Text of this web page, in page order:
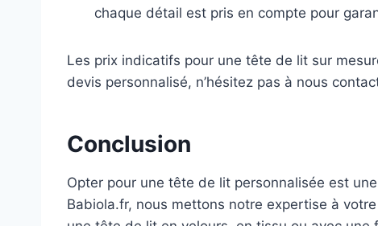
chaque détail est pris en compte pour
Les prix indicatifs pour une tête de lit sur
devis personnalisé, n’hésitez pas à nous
Conclusion
Opter pour une tête de lit personnalisée est
Babiola.fr, nous mettons notre expertise à